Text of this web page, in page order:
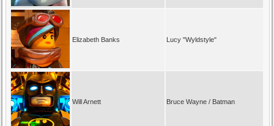
Elizabeth Banks Lucy "Wyldstyle"
Will Arnett Bruce Wayne / Batman